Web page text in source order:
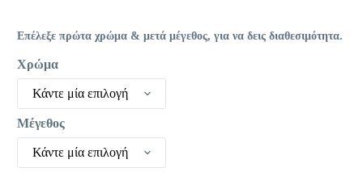
Επέλεξε πρώτα χρώμα & μετά μέγεθος, για να δεις διαθεσιμότητα.
Χρώμα
Κάντε μία επιλογή
Μέγεθος
Κάντε μία επιλογή